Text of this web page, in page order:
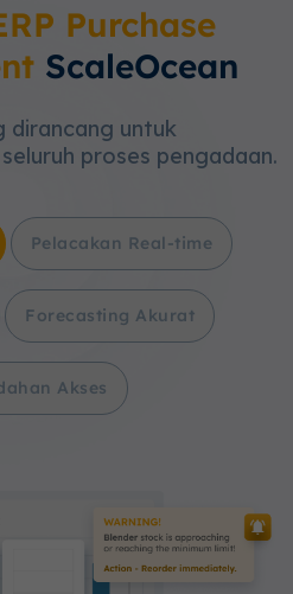
Purchase
ScaleOcean
dirancang untuk
proses pengadaan.
Pelacakan Real-time
Forecasting Akurat
Akses